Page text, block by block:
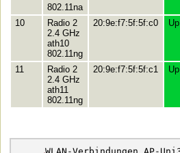
802.11na
10
Radio 2
2.4 GHz
ath10
802.11ng
20:9e:f7:5f:5f:c0 Up
11
Radio 2
2.4 GHz
ath11
802.11ng
20:9e:f7:5f:5f:c1 Up